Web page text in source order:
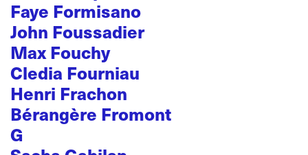
Faye Formisano
John Foussadier
Max Fouchy
Cledia Fourniau
Henri Frachon
Bérangère Fromont
G